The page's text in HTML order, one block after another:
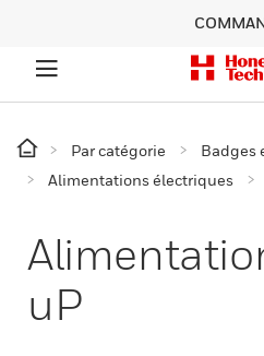
Par catégorie Badges
Alimentations électriques
uP